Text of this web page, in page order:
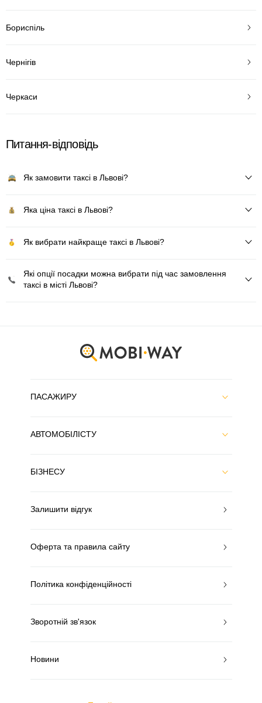
Бориспіль
Чернігів
Черкаси
Питання-відповідь
Як замовити таксі в Львові?
Яка ціна таксі в Львові?
Як вибрати найкраще таксі в Львові?
Які опції посадки можна вибрати під час замовлення
таксі в місті Львові?
ПАСАЖИРУ
АВТОМОБІЛІСТУ
БІЗНЕСУ
Залишити відгук
Оферта та правила сайту
Політика конфіденційності
Зворотній зв'язок
Новини